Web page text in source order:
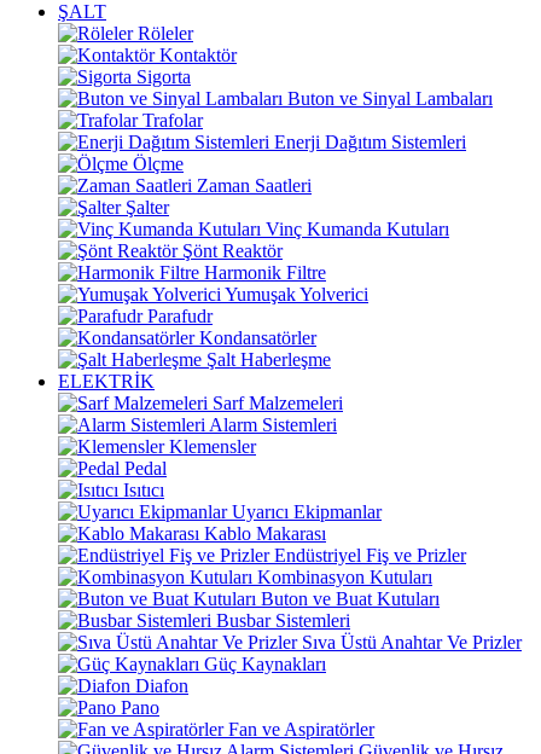
ŞALT
Röleler
Kontaktör
Sigorta
Buton ve Sinyal Lambaları
Trafolar
Enerji Dağıtım Sistemleri
Ölçme
Zaman Saatleri
Şalter
Vinç Kumanda Kutuları
Şönt Reaktör
Harmonik Filtre
Yumuşak Yolverici
Parafudr
Kondansatörler
Şalt Haberleşme
ELEKTRİK
Sarf Malzemeleri
Alarm Sistemleri
Klemensler
Pedal
Isıtıcı
Uyarıcı Ekipmanlar
Kablo Makarası
Endüstriyel Fiş ve Prizler
Kombinasyon Kutuları
Buton ve Buat Kutuları
Busbar Sistemleri
Sıva Üstü Anahtar Ve Prizler
Güç Kaynakları
Diafon
Pano
Fan ve Aspiratörler